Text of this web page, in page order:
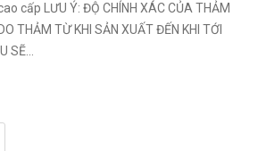
cấp LƯU Ý: ĐỘ CHÍNH XÁC CỦA THẢM
THẢM TỪ KHI SẢN XUẤT ĐẾN KHI TỚI
SẼ...